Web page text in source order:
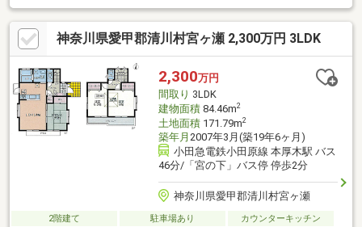
ら、コミュニケーションをとりながら料理することができます。
3LDKの物件で快適な日々を過ごしましょう。クローゼット付きの
物件です。IHクッキングヒーター付きのキッチンです。
神奈川県愛甲郡清川村宮ヶ瀬 2,300万円 3LDK
2,300万円
間取り 3LDK
建物面積84.46m2
土地面積171.79m2
築年月 2007年3月(築19年6ヶ月)
小田急電鉄小田原線 本厚木駅 バス
46分/「宮の下」バス停 停歩2分
神奈川県愛甲郡清川村宮ヶ瀬
2階建て 駐車場あり
カウンターキッチン